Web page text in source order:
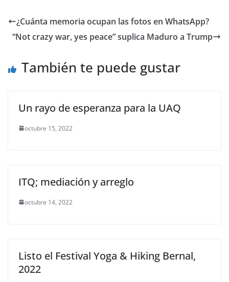
e
b
o
er l s
A
p
y
Li
k
gr
a
e
¿Cuánta memoria ocupan las fotos en WhatsApp?
“Not crazy war, yes peace” suplica Maduro a Trump
También te puede gustar
Un rayo de esperanza para la UAQ
octubre 15, 2022
ITQ; mediación y arreglo
octubre 14, 2022
Listo el Festival Yoga & Hiking Bernal,
2022